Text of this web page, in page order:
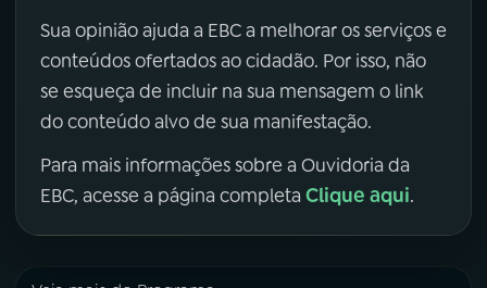
Sua opinião ajuda a EBC a melhorar os serviços e
conteúdos ofertados ao cidadão. Por isso, não
se esqueça de incluir na sua mensagem o link
do conteúdo alvo de sua manifestação.
Para mais informações sobre a Ouvidoria da
EBC, acesse a página completa Clique aqui.